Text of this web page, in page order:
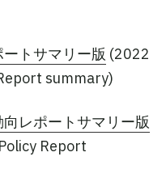
トサマリー版 (2022
summary)
レポートサマリー版
Report